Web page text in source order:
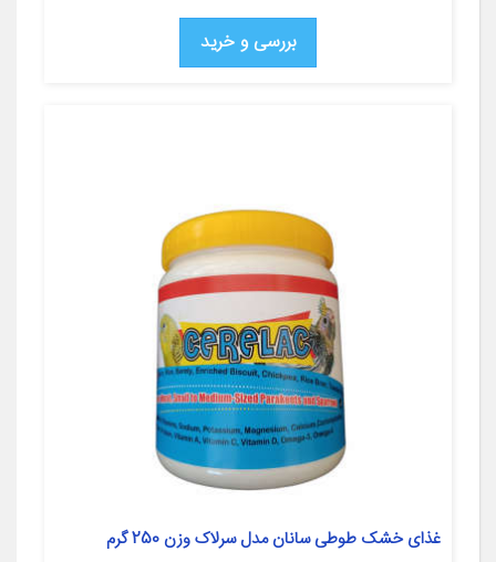
بررسی و خرید
غذای خشک طوطی سانان مدل سرلاک وزن 250 گرم